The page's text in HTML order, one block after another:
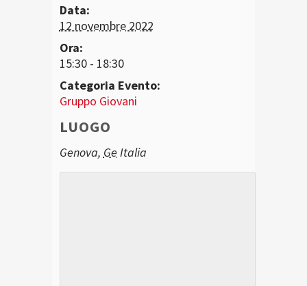
Data:
12 novembre 2022
Ora:
15:30 - 18:30
Categoria Evento:
Gruppo Giovani
LUOGO
Genova, Ge Italia